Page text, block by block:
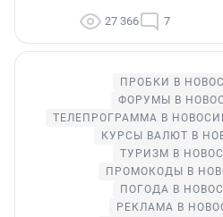
27 366 7
ПРОБКИ В
ФОРУМЫ В
ТЕЛЕПРОГРАММА В
КУРСЫ ВАЛЮТ В
ТУРИЗМ В
ПРОМОКОДЫ В
ПОГОДА В
РЕКЛАМА В